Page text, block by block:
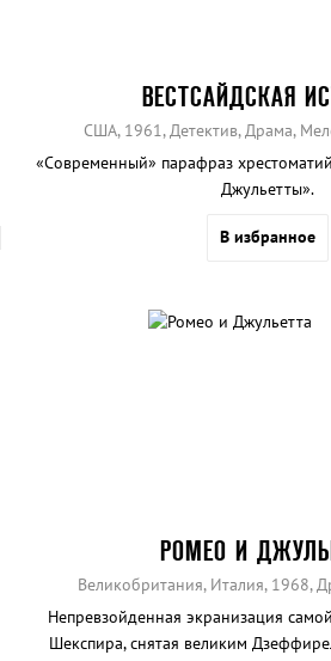
ВЕСТСАЙДСКАЯ
США, 1961, Детектив, Драма,
«Современный» парафраз
Джульетты».
В избранное
РОМЕО И
Великобритания, Италия, 1968,
Непревзойденная экранизация
Шекспира, снятая великим